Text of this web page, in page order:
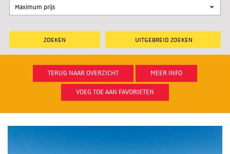
UITGEBREID ZOEKEN
TERUG NAAR OVERZICHT MEER INFO
VOEG TOE AAN FAVORIETEN